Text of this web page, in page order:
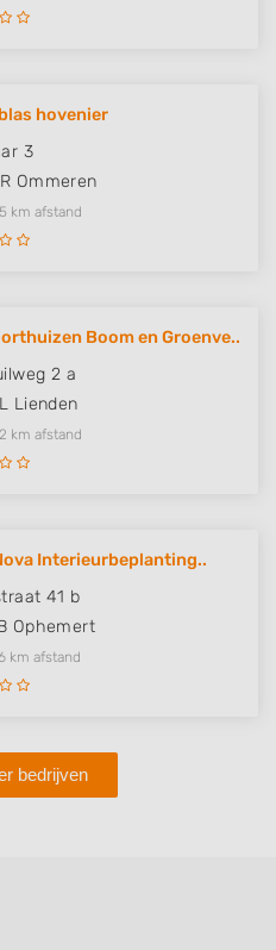
hovenier
3
Ommeren
km afstand
Boom en Groenve..
2 a
Lienden
km afstand
Interieurbeplanting..
41 b
Ophemert
km afstand
bedrijven